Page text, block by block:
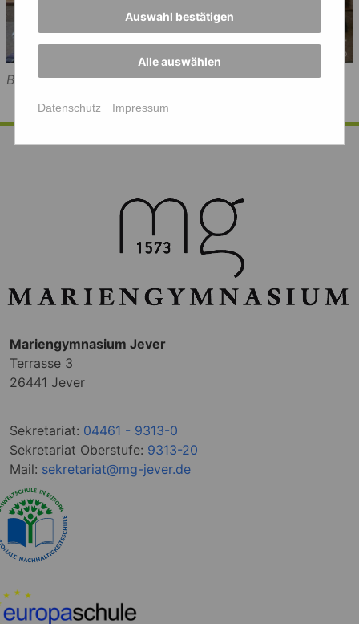
Bild: MG
Mariengymnasium Jever
Terrasse 3
26441 Jever
Sekretariat: 04461 - 9313-0
Sekretariat Oberstufe: 9313-20
Mail: sekretariat@mg-jever.de
Auswahl bestätigen
Alle auswählen
Datenschutz Impressum